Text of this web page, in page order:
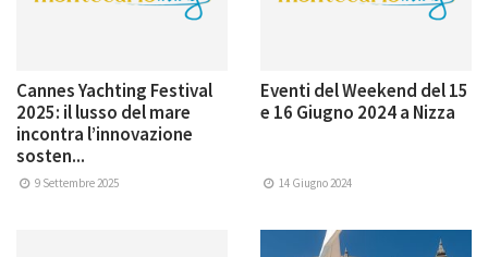
Cannes Yachting Festival
2025: il lusso del mare
incontra l’innovazione
sosten...
9 Settembre 2025
Eventi del Weekend del 15
e 16 Giugno 2024 a Nizza
14 Giugno 2024